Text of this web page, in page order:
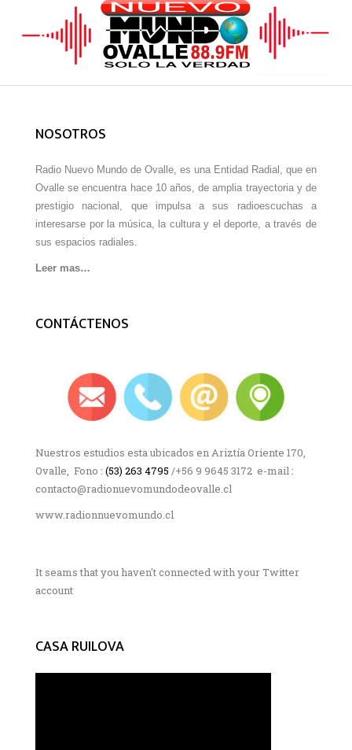
NOSOTROS
Radio Nuevo Mundo de Ovalle, es una Entidad Radial, que en
Ovalle se encuentra hace 10 años, de amplia trayectoria y de
prestigio nacional, que impulsa a sus radioescuchas a
interesarse por la música, la cultura y el deporte, a través de
sus espacios radiales.
Leer mas…
CONTÁCTENOS
Nuestros estudios esta ubicados en Ariztía Oriente 170,
Ovalle, Fono : (53) 263 4795 /+56 9 9645 3172 e-mail :
contacto@radionuevomundodeovalle.cl
www.radionnuevomundo.cl
It seams that you haven't connected with your Twitter
account
CASA RUILOVA